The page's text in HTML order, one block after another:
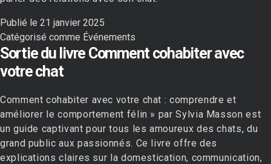
Publié le 21 janvier 2025
Catégorisé comme Événements
Sortie du livre Comment cohabiter avec
votre chat
Comment cohabiter avec votre chat : comprendre et
améliorer le comportement félin » par Sylvia Masson est
un guide captivant pour tous les amoureux des chats, du
grand public aux passionnés. Ce livre offre des
explications claires sur la domestication, communication,